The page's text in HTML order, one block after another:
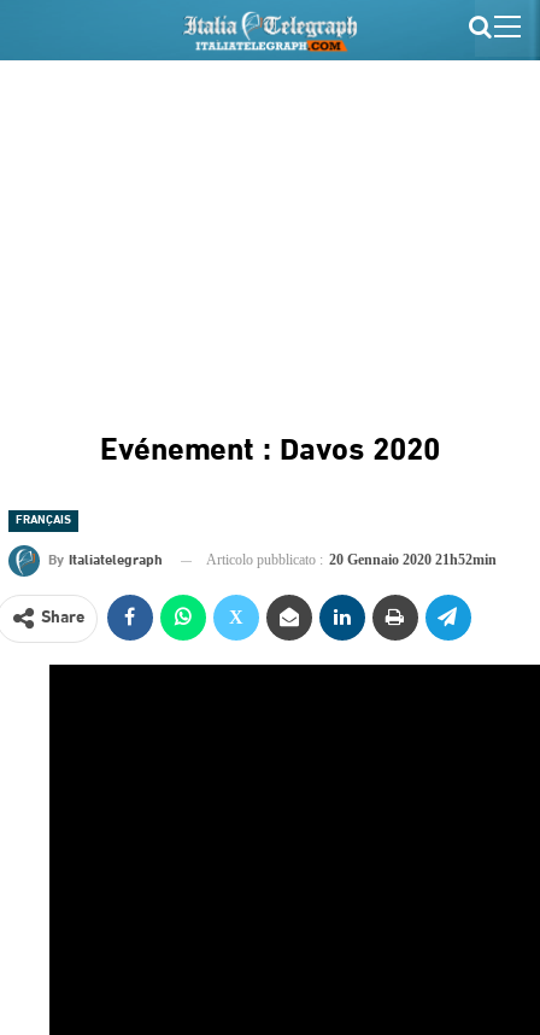
Evénement : Davos 2020
FRANÇAIS
By Italiatelegraph Articolo pubblicato : 20 Gennaio 2020 21h52min
Share